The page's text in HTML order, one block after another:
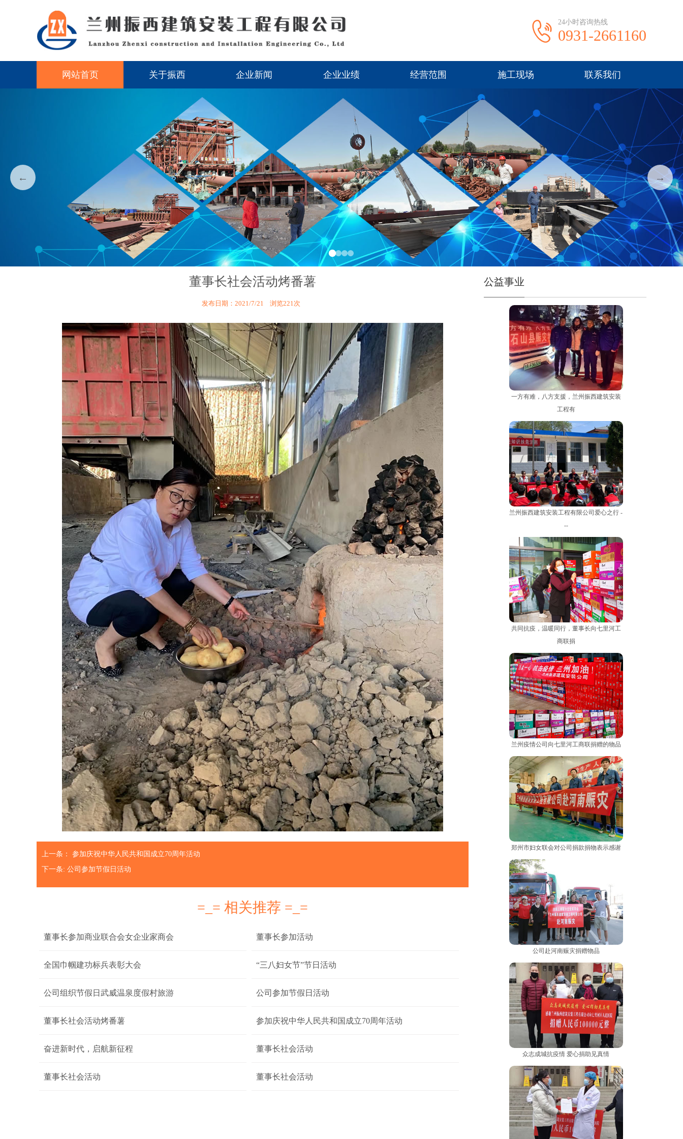
24小时咨询热线
0931-2661160
网站首页 关于振西 企业新闻 企业业绩 经营范围 施工现场 联系我们
← →
董事长社会活动烤番薯
发布日期：2021/7/21 浏览221次
上一条： 参加庆祝中华人民共和国成立70周年活动
下一条: 公司参加节假日活动
=_= 相关推荐 =_=
董事长参加商业联合会女企业家商会 董事长参加活动
全国巾帼建功标兵表彰大会 “三八妇女节”节日活动
公司组织节假日武威温泉度假村旅游 公司参加节假日活动
董事长社会活动烤番薯 参加庆祝中华人民共和国成立70周年活动
奋进新时代，启航新征程 董事长社会活动
董事长社会活动 董事长社会活动
公益事业
一方有难，八方支援，兰州振西建筑安装
工程有
兰州振西建筑安装工程有限公司爱心之行 -
--
共同抗疫，温暖同行，董事长向七里河工
商联捐
兰州疫情公司向七里河工商联捐赠的物品
郑州市妇女联会对公司捐款捐物表示感谢
公司赴河南赈灾捐赠物品
众志成城抗疫情 爱心捐助见真情